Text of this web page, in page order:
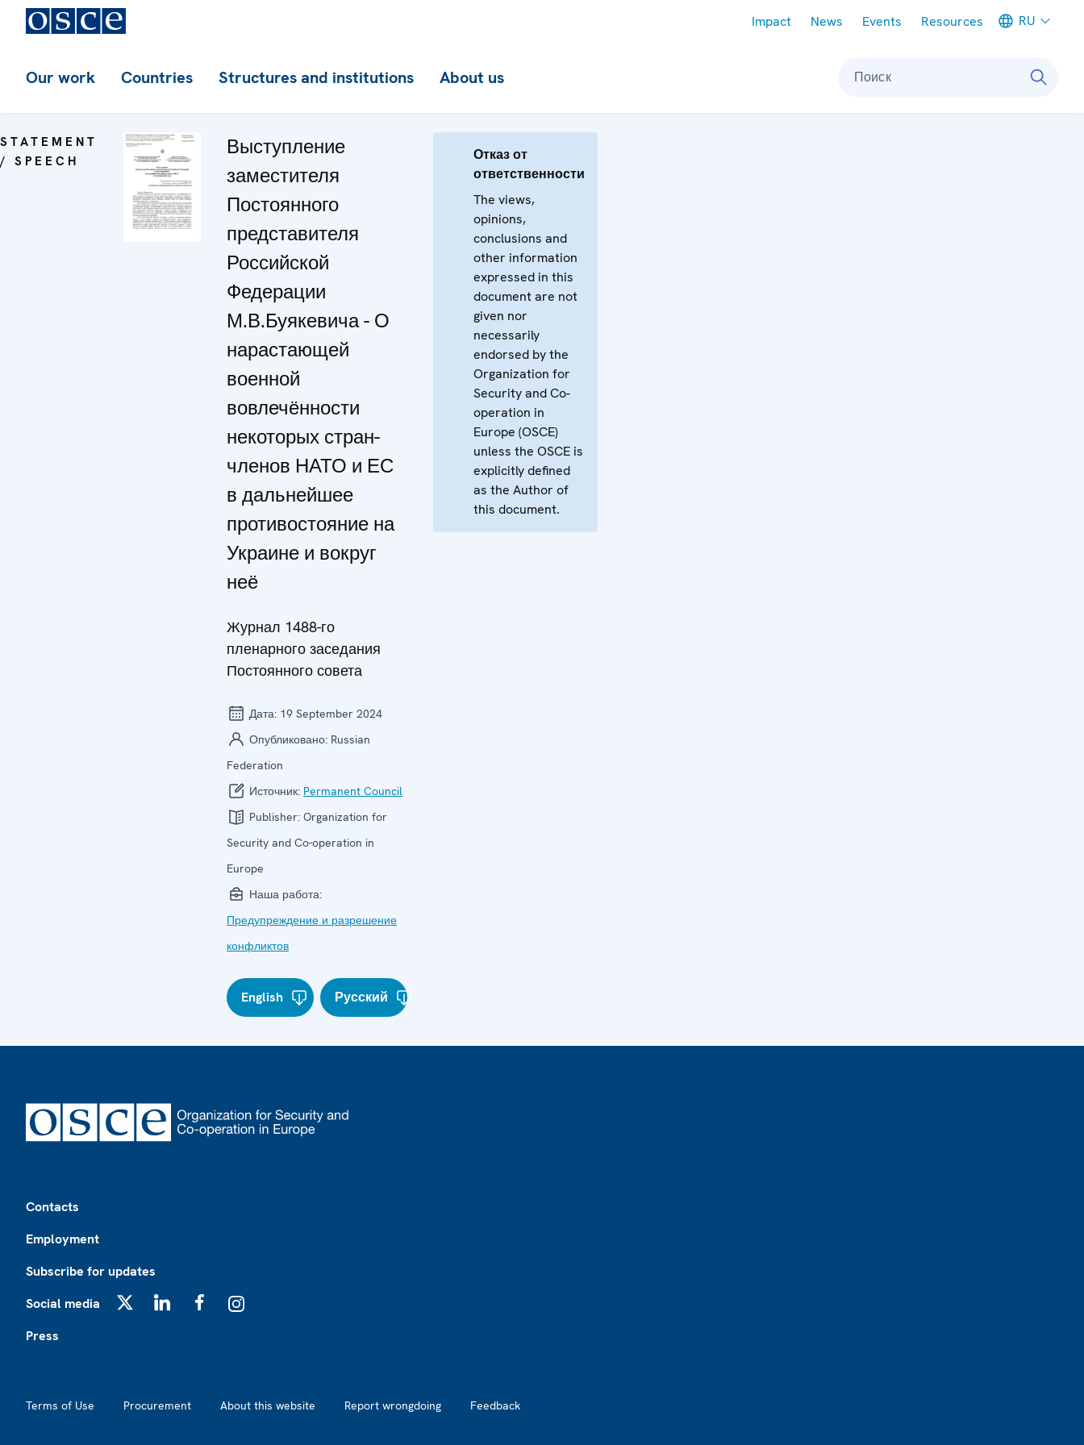
Impact News Events Resources RU
Our work Countries Structures and institutions About us Поиск
STATEMENT
/ SPEECH
Выступление
заместителя
Постоянного
представителя
Российской
Федерации
М.В.Буякевича - О
нарастающей
военной
вовлечённости
некоторых стран-
членов НАТО и ЕС
в дальнейшее
противостояние на
Украине и вокруг
неё
Журнал 1488-го
пленарного заседания
Постоянного совета
Дата: 19 September 2024
Опубликовано: Russian
Federation
Источник: Permanent Council
Publisher: Organization for
Security and Co-operation in
Europe
Наша работа:
Предупреждение и разрешение
конфликтов
English Русский
Отказ от
ответственности
The views,
opinions,
conclusions and
other information
expressed in this
document are not
given nor
necessarily
endorsed by the
Organization for
Security and Co-
operation in
Europe (OSCE)
unless the OSCE is
explicitly defined
as the Author of
this document.
Contacts
Employment
Subscribe for updates
Social media
Press
Terms of Use Procurement About this website Report wrongdoing Feedback